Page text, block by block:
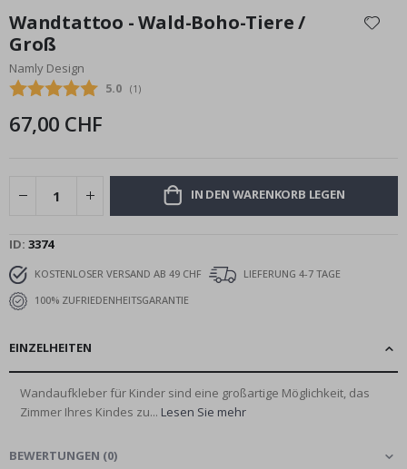
der
Bildgalerie
springen
Wandtattoo - Wald-Boho-Tiere /
Groß
Namly Design
Durchschnittliche Bewertung:
5.0 (abgegebene bewertungen:
1 )
67,00 CHF
IN DEN WARENKORB LEGEN
ID 3374
KOSTENLOSER VERSAND AB 49 CHF
LIEFERUNG 4-7 TAGE
100% ZUFRIEDENHEITSGARANTIE
EINZELHEITEN
Wandaufkleber für Kinder sind eine großartige Möglichkeit, das
Zimmer Ihres Kindes zu... Lesen Sie mehr
BEWERTUNGEN (0)